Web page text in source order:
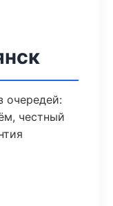
очередей:
честный